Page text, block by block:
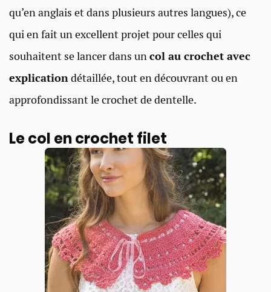
qu’en anglais et dans plusieurs autres langues), ce
qui en fait un excellent projet pour celles qui
souhaitent se lancer dans uncol au crochet avec
explicationdétaillée, tout en découvrant ou en
approfondissant le crochet de dentelle.
Le col en crochet filet